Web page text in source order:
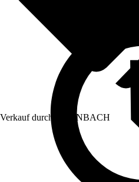
Verkauf durch: HORNBACH